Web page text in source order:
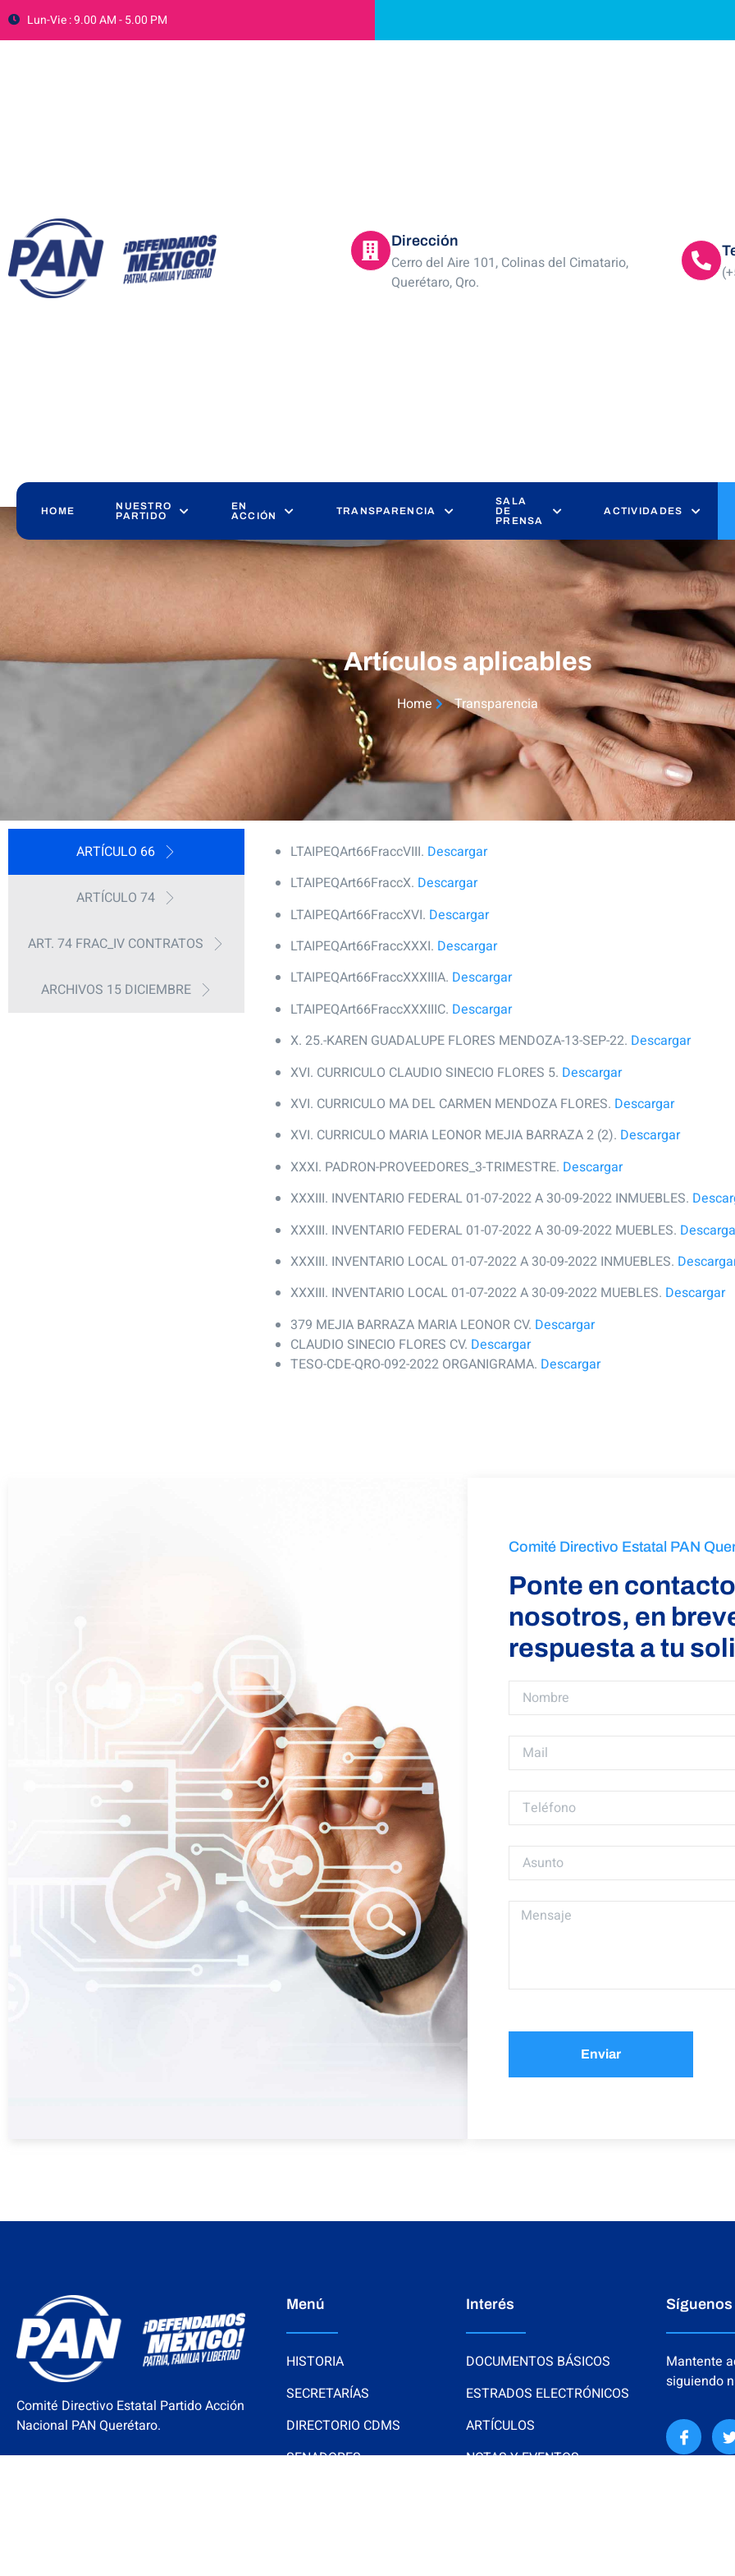
Lun-Vie : 9.00 AM - 5.00 PM
Dirección
Cerro del Aire 101, Colinas del Cimatario,
Querétaro, Qro.
HOME
NUESTRO
PARTIDO
EN
ACCIÓN
TRANSPARENCIA
SALA
DE
PRENSA
ACTIVIDADES
Artículos aplicables
Home Transparencia
ARTÍCULO 66
ARTÍCULO 74
ART. 74 FRAC_IV CONTRATOS
ARCHIVOS 15 DICIEMBRE
LTAIPEQArt66FraccVIII. Descargar
LTAIPEQArt66FraccX. Descargar
LTAIPEQArt66FraccXVI. Descargar
LTAIPEQArt66FraccXXXI. Descargar
LTAIPEQArt66FraccXXXIIIA. Descargar
LTAIPEQArt66FraccXXXIIIC. Descargar
X. 25.-KAREN GUADALUPE FLORES MENDOZA-13-SEP-22. Descargar
XVI. CURRICULO CLAUDIO SINECIO FLORES 5. Descargar
XVI. CURRICULO MA DEL CARMEN MENDOZA FLORES. Descargar
XVI. CURRICULO MARIA LEONOR MEJIA BARRAZA 2 (2). Descargar
XXXI. PADRON-PROVEEDORES_3-TRIMESTRE. Descargar
XXXIII. INVENTARIO FEDERAL 01-07-2022 A 30-09-2022 INMUEBLES.
XXXIII. INVENTARIO FEDERAL 01-07-2022 A 30-09-2022 MUEBLES.
XXXIII. INVENTARIO LOCAL 01-07-2022 A 30-09-2022 INMUEBLES.
XXXIII. INVENTARIO LOCAL 01-07-2022 A 30-09-2022 MUEBLES. Descargar
379 MEJIA BARRAZA MARIA LEONOR CV. Descargar
CLAUDIO SINECIO FLORES CV. Descargar
TESO-CDE-QRO-092-2022 ORGANIGRAMA. Descargar
Comité Directivo Estatal PAN
Ponte en
nosotros, en
respuesta a tu
Enviar
Comité Directivo Estatal Partido Acción
Nacional PAN Querétaro.
Menú
HISTORIA
SECRETARÍAS
DIRECTORIO CDMS
SENADORES
Interés
DOCUMENTOS BÁSICOS
ESTRADOS ELECTRÓNICOS
ARTÍCULOS
NOTAS Y EVENTOS
Síguenos
Mantente
siguiendo